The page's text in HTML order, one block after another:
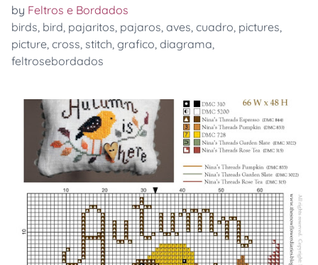
by Feltros e Bordados
birds, bird, pajaritos, pajaros, aves, cuadro, pictures,
picture, cross, stitch, grafico, diagrama,
feltrosebordados